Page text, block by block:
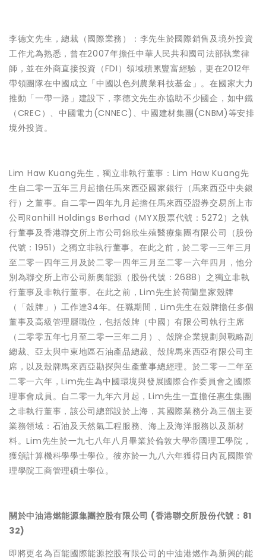
李德文先生，總裁（國際業務）
：李先生於國際銷售及境外投資
工作尤為熟悉，曾在2007年擔任中華人民共和國司法部執業律
師，並在外商直接投資（FDI）領域積累豐富經驗，更在2012年
帶領團隊在中國成立「中國以色列農業科技基金」。在國家大力
推動「一帶一路」建設下，李德文先生亦協助不少國企，如中鐵
（CREC）、中國電力(CNNEC)、中國建材集團(CNBM)等安排
境外投資。
Lim Haw Kuang先生，獨立非執行董事 ：Lim Haw Kuang先
生自二零一五年三月起擔任馬來西亞國家銀行（馬來西亞中央銀
行）之董事。自二零一四年九月起擔任馬來西亞證券交易所上市
公司Ranhill Holdings Berhad（MYX股票代號：5272）之執
行董事及香港聯交所上市公司錦欣生殖醫療集團有限公司（股份
代號：1951）之獨立非執行董事。在此之前，於二零一三年三月
至二零一四年三月及於二零一四年三月至二零一六年四月，他分
別為聯交所上市公司新奧能源（股份代號：2688）之獨立非執
行董事及非執行董事。在此之前，Lim先生於荷蘭皇家殼牌
（「殼牌」）工作達34年。任職期間，Lim先生在殼牌擔任多個
董事及高級管理層職位，包括殼牌（中國）有限公司執行主席
（二零零五年七月至二零一三年二月）、殼牌企業規劃與戰略副
總裁、亞太與中東地區石油產品總裁、殼牌馬來西亞有限公司主
席，以及殼牌馬來西亞勘探與生產董事總經理。於二零一二年至
二零一六年，Lim先生為中國環境與發展國際合作委員會之國際
理事會成員。自二零一九年六月起，Lim先生一直擔任惠生集團
之非執行董事，該公司總部設於上海，其國際業務分為三個主要
業務領域：石油及天然氣工程服務、海上及海洋服務以及新材
料。Lim先生於一九七八年八月畢業於倫敦大學帝國理工學院，
獲頒計算機科學學士學位。彼亦於一九八六年獲得日內瓦國際管
理學院工商管理碩士學位。
關於中油港燃能源集團控股有限公司 (香港聯交所股份代號：81
32)
即將更名為百能國際能源控股有限公司 的中油港燃作為新興的能